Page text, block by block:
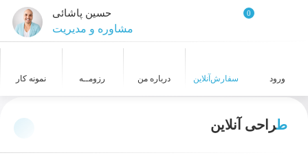
حسین پاشائی
مشاوره و مدیریت
0
ورود سفارش‌‌آنلاین درباره من رزومــه نمونه کار
طراحی آنلاین